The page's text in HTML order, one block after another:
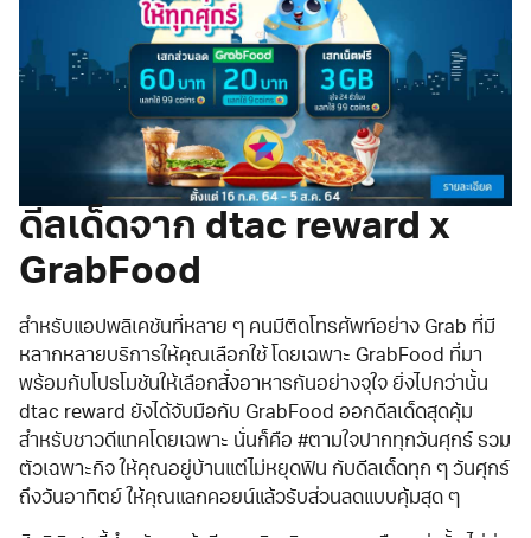
ดีลเด็ดจาก dtac reward x
GrabFood
สำหรับแอปพลิเคชันที่หลาย ๆ คนมีติดโทรศัพท์อย่าง Grab ที่มี
หลากหลายบริการให้คุณเลือกใช้ โดยเฉพาะ GrabFood ที่มา
พร้อมกับโปรโมชันให้เลือกสั่งอาหารกันอย่างจุใจ ยิ่งไปกว่านั้น
dtac reward ยังได้จับมือกับ GrabFood ออกดีลเด็ดสุดคุ้ม
สำหรับชาวดีแทคโดยเฉพาะ นั่นก็คือ #ตามใจปากทุกวันศุกร์ รวม
ตัวเฉพาะกิจ ให้คุณอยู่บ้านแต่ไม่หยุดฟิน กับดีลเด็ดทุก ๆ วันศุกร์
ถึงวันอาทิตย์ ให้คุณแลกคอยน์แล้วรับส่วนลดแบบคุ้มสุด ๆ